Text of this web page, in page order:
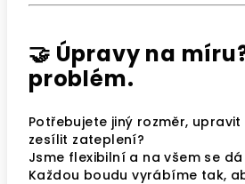
🤝 Úpravy na
problém.
Potřebujete jiný rozměr,
zesílit zateplení?
Jsme flexibilní a na všem se
Každou boudu vyrábíme tak,